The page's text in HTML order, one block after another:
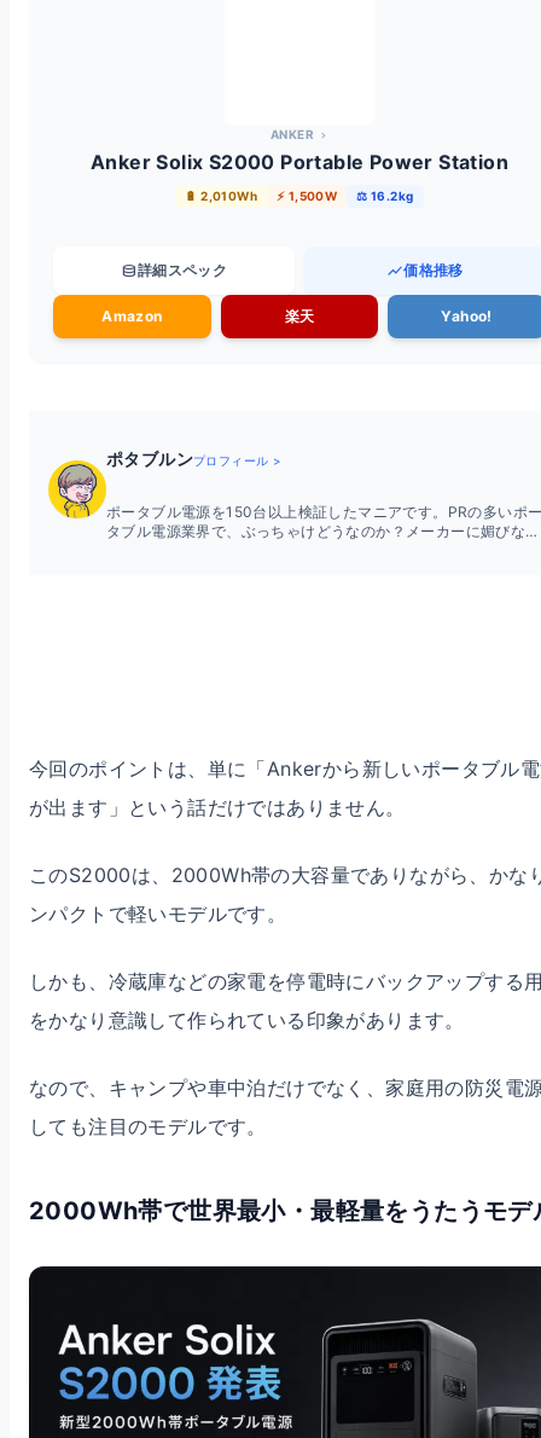
ANKER chevron_right
Anker Solix S2000 Portable Power Station
🔋 2,010Wh ⚡ 1,500W ⚖️ 16.2kg
database詳細スペック show_chart価格推移
Amazon 楽天 Yahoo!
ポタブルンプロフィール >
ポータブル電源を150台以上検証したマニアです。PRの多いポ
タブル電源業界で、ぶっちゃけどうなのか？メーカーに媚びない
今回のポイントは、単に「Ankerから新しいポータブル
が出ます」という話だけではありません。
このS2000は、2000Wh帯の大容量でありながら、かな
ンパクトで軽いモデルです。
しかも、冷蔵庫などの家電を停電時にバックアップする
をかなり意識して作られている印象があります。
なので、キャンプや車中泊だけでなく、家庭用の防災電
しても注目のモデルです。
2000Wh帯で世界最小・最軽量をうたうモデ